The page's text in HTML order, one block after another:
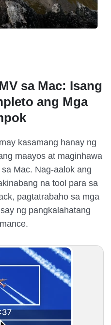
sa Mac: Isang
ang Mga
kasamang hanay ng
maayos at maginhawa
Mac. Nag-aalok ang
na tool para sa
pagtatrabaho sa mga
ng pangkalahatang